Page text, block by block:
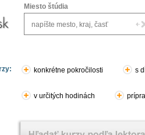
Miesto štúdia
konkrétne pokročilosti s
v určitých hodinách